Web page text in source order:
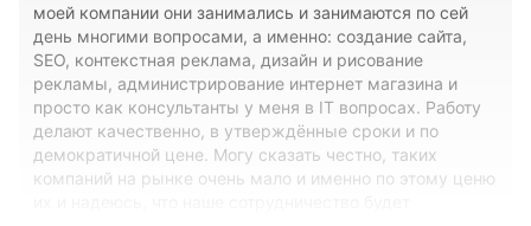
моей компании они занимались и занимаются по сей
день многими вопросами, а именно: создание сайта,
SEO, контекстная реклама, дизайн и рисование
рекламы, администрирование интернет магазина и
просто как консультанты у меня в IT вопросах. Работу
делают качественно, в утверждённые сроки и по
демократичной цене. Могу сказать честно, таких
компаний на рынке очень мало и именно по этому ценю